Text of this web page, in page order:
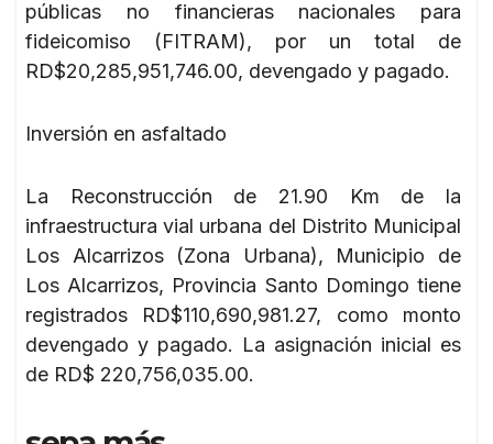
públicas no financieras nacionales para
fideicomiso (FITRAM), por un total de
RD$20,285,951,746.00, devengado y pagado.
Inversión en asfaltado
La Reconstrucción de 21.90 Km de la
infraestructura vial urbana del Distrito Municipal
Los Alcarrizos (Zona Urbana), Municipio de
Los Alcarrizos, Provincia Santo Domingo tiene
registrados RD$110,690,981.27, como monto
devengado y pagado. La asignación inicial es
de RD$ 220,756,035.00.